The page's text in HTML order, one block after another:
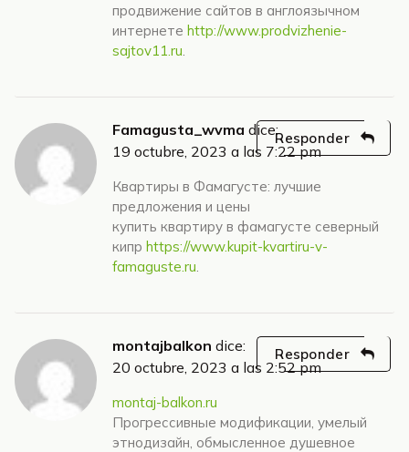
продвижение сайтов в англоязычном
интернете http://www.prodvizhenie-
sajtov11.ru
Famagusta_wvma dice:
19 octubre, 2023 a las 7:22 pm
Квартиры в Фамагусте: лучшие
предложения и цены
купить квартиру в фамагусте северный
кипр https://www.kupit-kvartiru-v-
famaguste.ru
Responder
montajbalkon dice:
20 octubre, 2023 a las 2:52 pm
montaj-balkon.ru
Прогрессивные модификации, умелый
этнодизайн, обмысленное душевное
Responder